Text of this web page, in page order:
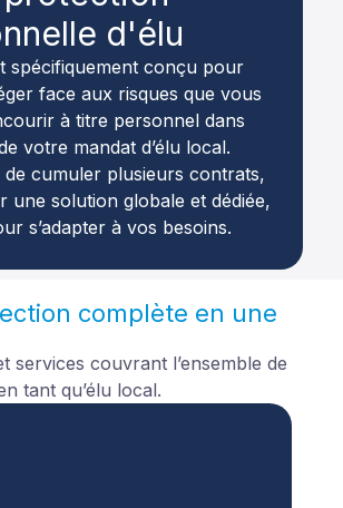
d'élu
spécifiquement conçu pour
face aux risques que vous
à titre personnel dans
votre mandat d’élu local.
de cumuler plusieurs contrats,
une solution globale et dédiée,
s’adapter à vos besoins.
complète en une
services couvrant l’ensemble de
tant qu’élu local.